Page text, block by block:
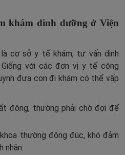
khám dinh dưỡng ở Viện
là cơ sở y tế khám, tư vấn dinh
với các đơn vị y tế công
đưa con đi khám có thể vấp
đông, thường phải chờ đợi để
thường đông đúc, khó đảm
nhân.